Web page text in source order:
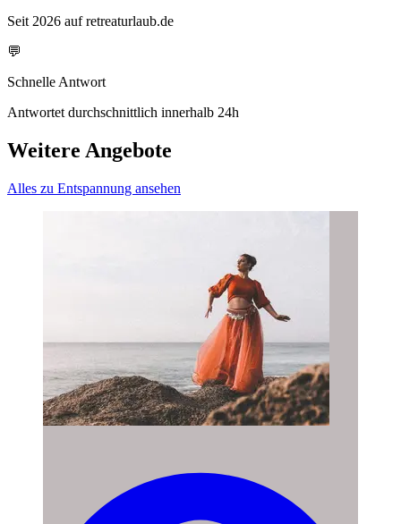
Seit 2026 auf retreaturlaub.de
💬
Schnelle Antwort
Antwortet durchschnittlich innerhalb 24h
Weitere Angebote
Alles zu Entspannung ansehen